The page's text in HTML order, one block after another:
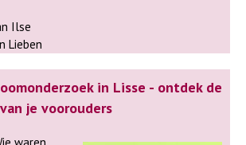
Ilse
Lieben
in Lisse - ontdek de
je voorouders